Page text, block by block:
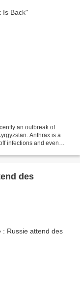
an outbreak of
Anthrax is a
infections and even
des